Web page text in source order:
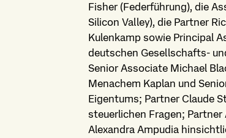
Fisher (Federführung), die
Silicon Valley), die Partner
Kulenkamp sowie Principal
deutschen Gesellschafts-
Senior Associate Michael
Menachem Kaplan und
Eigentums; Partner Claude
steuerlichen Fragen;
Alexandra Ampudia